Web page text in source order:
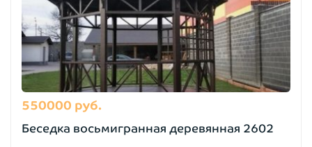
550000 руб.
Беседка восьмигранная деревянная 2602